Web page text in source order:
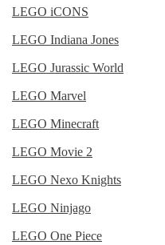
LEGO iCONS
LEGO Indiana Jones
LEGO Jurassic World
LEGO Marvel
LEGO Minecraft
LEGO Movie 2
LEGO Nexo Knights
LEGO Ninjago
LEGO One Piece